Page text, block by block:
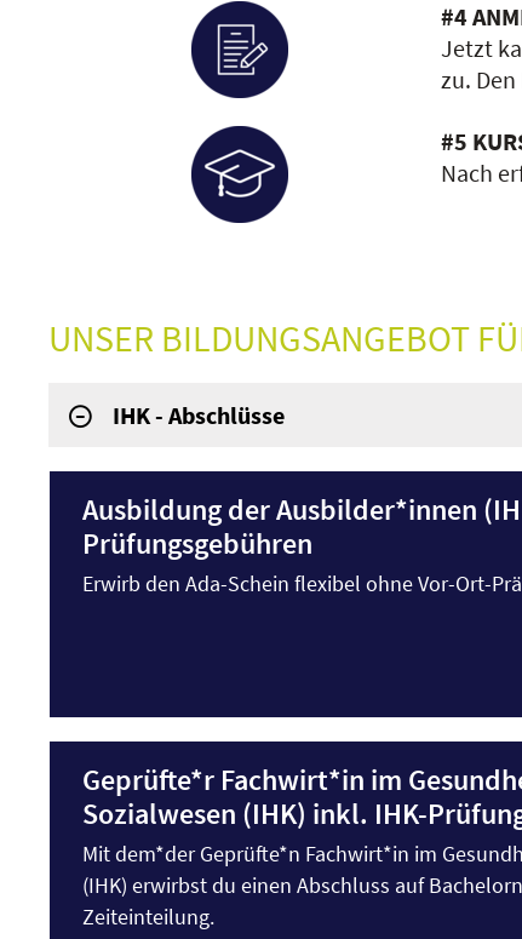
#4
Jetzt
zu.
#5
Nach
UNSER BILDUNGSANGEBOT
IHK - Abschlüsse
Ausbildung der Ausbilder*innen
Prüfungsgebühren
Erwirb den Ada-Schein flexibel ohne Vor-Ort-
Geprüfte*r Fachwirt*in im
Sozialwesen (IHK) inkl. IHK-
Mit dem*der Geprüfte*n Fachwirt*in im
(IHK) erwirbst du einen Abschluss auf
Zeiteinteilung.